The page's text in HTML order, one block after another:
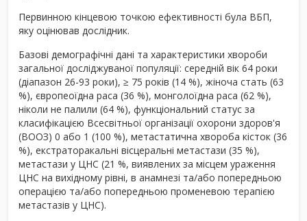
Первинною кінцевою точкою ефективності була ВБП,
яку оцінював дослідник.
Базові демографічні дані та характеристики хвороби
загальної досліджуваної популяції: середній вік 64 роки
(діапазон 26-93 роки), ≥ 75 років (14 %), жіноча стать (63
%), європеоїдна раса (36 %), монголоїдна раса (62 %),
ніколи не палили (64 %), функціональний статус за
класифікацією Всесвітньої організації охорони здоров'я
(ВООЗ) 0 або 1 (100 %), метастатична хвороба кісток (36
%), екстраторакальні вісцеральні метастази (35 %),
метастази у ЦНС (21 %, виявлених за місцем ураження
ЦНС на вихідному рівні, в анамнезі та/або попередньою
операцією та/або попередньою променевою терапією
метастазів у ЦНС).